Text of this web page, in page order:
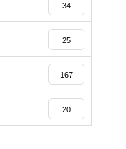
34
25
167
20